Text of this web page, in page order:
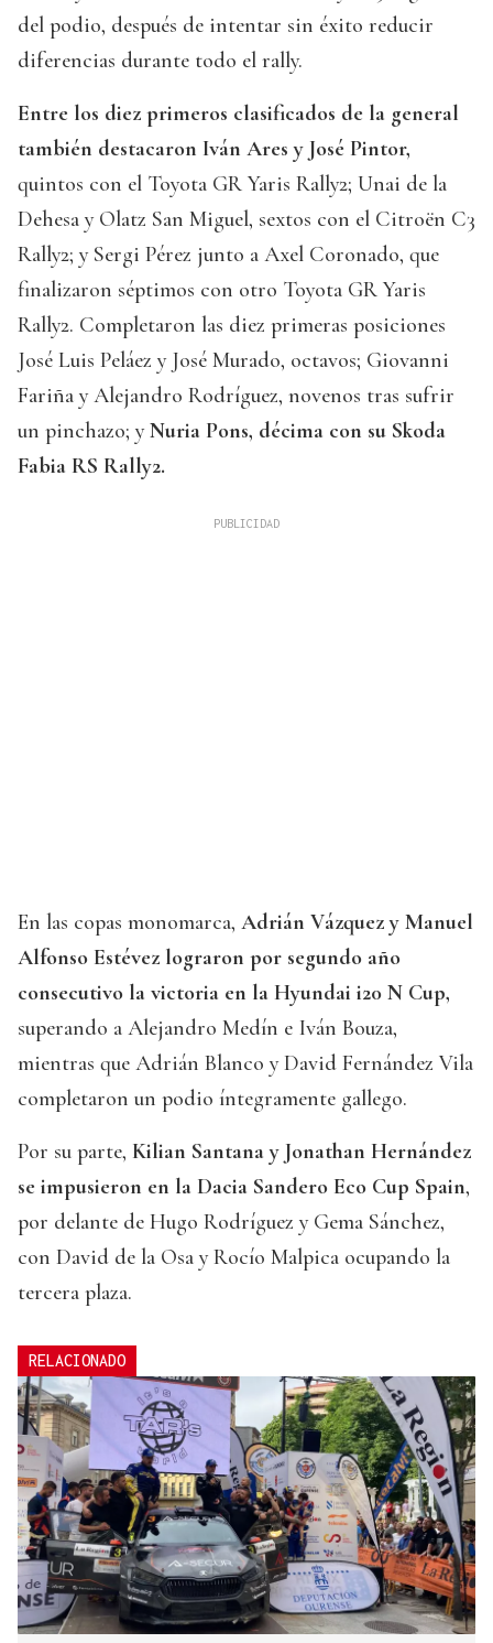
del podio, después de intentar sin éxito reducir
diferencias durante todo el rally.
Entre los diez primeros clasificados de la general
también destacaron Iván Ares y José Pintor,
quintos con el Toyota GR Yaris Rally2; Unai de la
Dehesa y Olatz San Miguel, sextos con el Citroën C3
Rally2; y Sergi Pérez junto a Axel Coronado, que
finalizaron séptimos con otro Toyota GR Yaris
Rally2. Completaron las diez primeras posiciones
José Luis Peláez y José Murado, octavos; Giovanni
Fariña y Alejandro Rodríguez, novenos tras sufrir
un pinchazo; yNuria Pons, décima con su Skoda
Fabia RS Rally2.
En las copas monomarca, Adrián Vázquez y Manuel
Alfonso Estévez lograron por segundo año
consecutivo la victoria en la Hyundai i20 N Cup,
superando a Alejandro Medín e Iván Bouza,
mientras que Adrián Blanco y David Fernández Vila
completaron un podio íntegramente gallego.
Por su parte, Kilian Santana y Jonathan Hernández
se impusieron en la Dacia Sandero Eco Cup Spain,
por delante de Hugo Rodríguez y Gema Sánchez,
con David de la Osa y Rocío Malpica ocupando la
tercera plaza.
RELACIONADO